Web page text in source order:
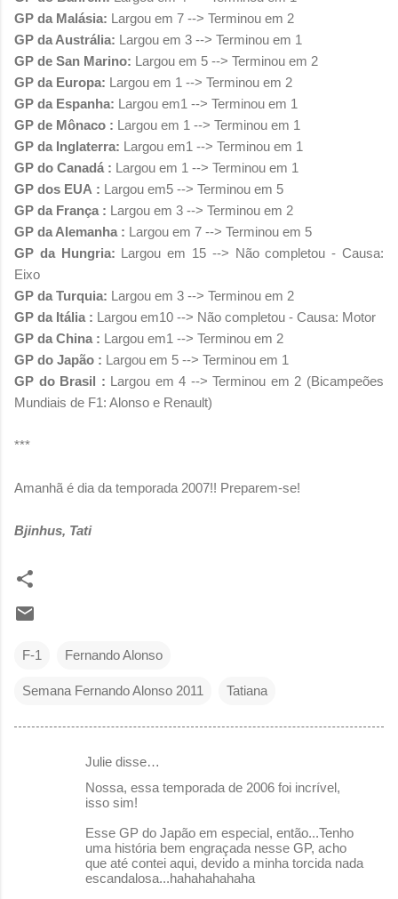
GP da Malásia: Largou em 7 --> Terminou em 2
GP da Austrália: Largou em 3 --> Terminou em 1
GP de San Marino: Largou em 5 --> Terminou em 2
GP da Europa: Largou em 1 --> Terminou em 2
GP da Espanha: Largou em1 --> Terminou em 1
GP de Mônaco : Largou em 1 --> Terminou em 1
GP da Inglaterra: Largou em1 --> Terminou em 1
GP do Canadá : Largou em 1 --> Terminou em 1
GP dos EUA : Largou em5 --> Terminou em 5
GP da França : Largou em 3 --> Terminou em 2
GP da Alemanha : Largou em 7 --> Terminou em 5
GP da Hungria: Largou em 15 --> Não completou - Causa:
Eixo
GP da Turquia: Largou em 3 --> Terminou em 2
GP da Itália : Largou em10 --> Não completou - Causa: Motor
GP da China : Largou em1 --> Terminou em 2
GP do Japão : Largou em 5 --> Terminou em 1
GP do Brasil : Largou em 4 --> Terminou em 2 (Bicampeões
Mundiais de F1: Alonso e Renault)
***
Amanhã é dia da temporada 2007!! Preparem-se!
Bjinhus, Tati
F-1 Fernando Alonso
Semana Fernando Alonso 2011 Tatiana
Julie disse…
Nossa, essa temporada de 2006 foi incrível,
isso sim!
Esse GP do Japão em especial, então...Tenho
uma história bem engraçada nesse GP, acho
que até contei aqui, devido a minha torcida nada
escandalosa...hahahahahaha